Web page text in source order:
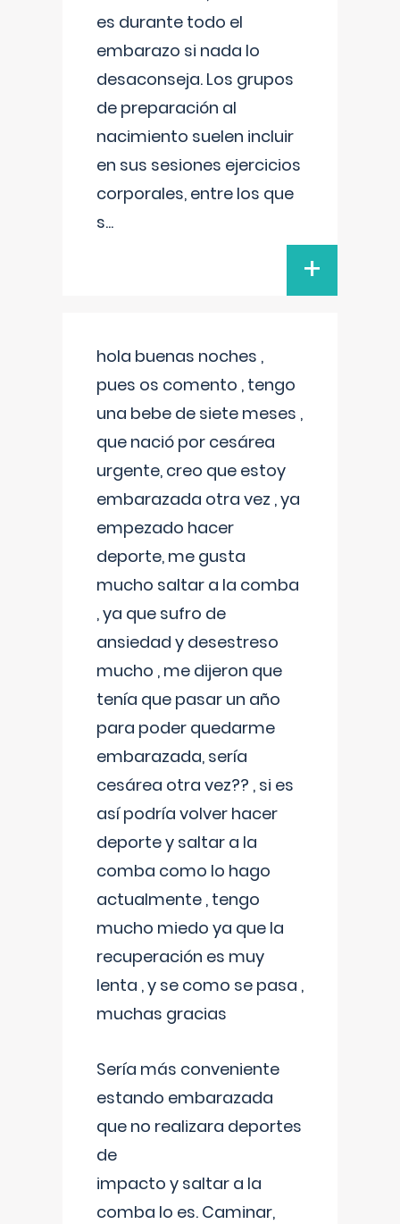
es durante todo el
embarazo si nada lo
desaconseja. Los grupos
de preparación al
nacimiento suelen incluir
en sus sesiones ejercicios
corporales, entre los que
s...
+
hola buenas noches ,
pues os comento , tengo
una bebe de siete meses ,
que nació por cesárea
urgente, creo que estoy
embarazada otra vez , ya
empezado hacer
deporte, me gusta
mucho saltar a la comba
, ya que sufro de
ansiedad y desestreso
mucho , me dijeron que
tenía que pasar un año
para poder quedarme
embarazada, sería
cesárea otra vez?? , si es
así podría volver hacer
deporte y saltar a la
comba como lo hago
actualmente , tengo
mucho miedo ya que la
recuperación es muy
lenta , y se como se pasa ,
muchas gracias
Sería más conveniente
estando embarazada
que no realizara deportes
de
impacto y saltar a la
comba lo es. Caminar,